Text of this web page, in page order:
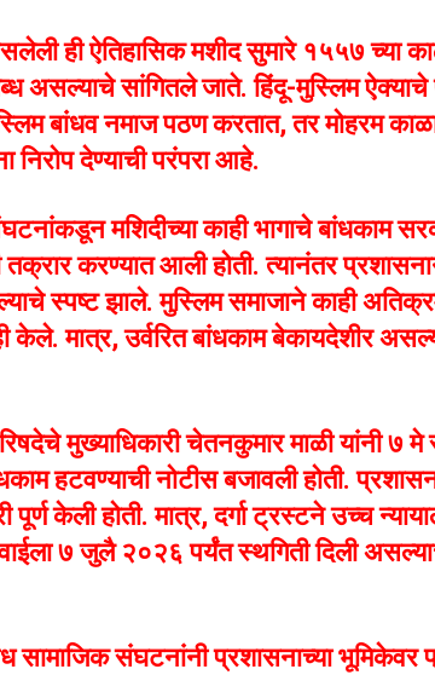
ही ऐतिहासिक मशीद सुमारे १५५७ च्या
असल्याचे सांगितले जाते. हिंदू-मुस्लिम ऐक्याचे
बांधव नमाज पठण करतात, तर मोहरम
देण्याची परंपरा आहे.
मशिदीच्या काही भागाचे बांधकाम
करण्यात आली होती. त्यानंतर
स्पष्ट झाले. मुस्लिम समाजाने काही
केले. मात्र, उर्वरित बांधकाम बेकायदेशीर
मुख्याधिकारी चेतनकुमार माळी यांनी ७ मे
हटवण्याची नोटीस बजावली होती.
पूर्ण केली होती. मात्र, दर्गा ट्रस्टने उच्च
७ जुलै २०२६ पर्यंत स्थगिती दिली
सामाजिक संघटनांनी प्रशासनाच्या भूमिकेवर